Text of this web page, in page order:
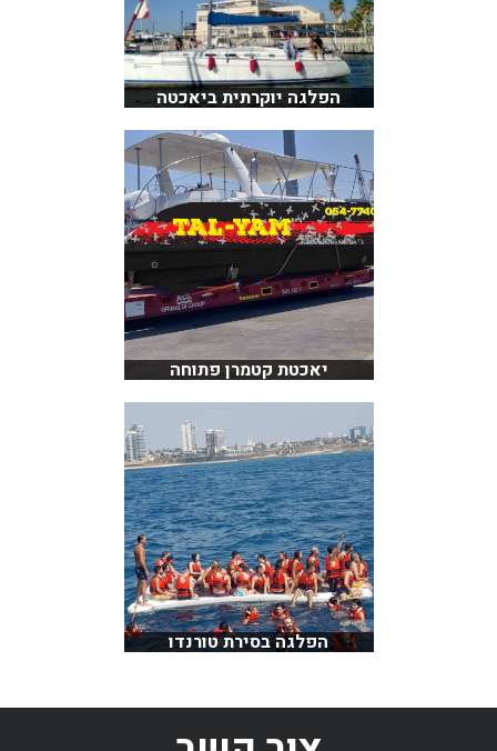
הפלגה יוקרתית ביאכטה
יאכטת קטמרן פתוחה
הפלגה בסירת טורנדו